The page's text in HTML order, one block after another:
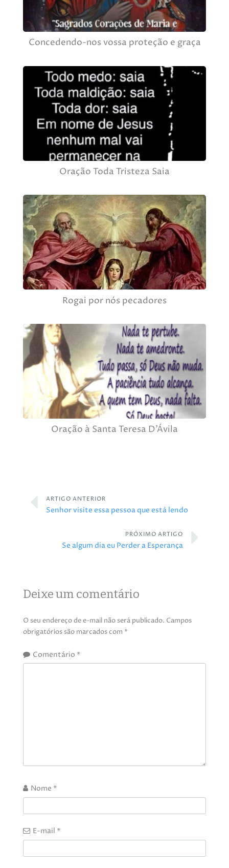
Concedendo-nos vossa proteção e graça
Oração Toda Tristeza Saia
Rogai por nós pecadores
Oração à Santa Teresa D’Ávila
ARTIGO ANTERIOR
Senhor visite essa pessoa que está lendo
PRÓXIMO ARTIGO
Se algum dia eu Perder a Esperança
Deixe um comentário
O seu endereço de e-mail não será publicado. Campos
obrigatórios são marcados com *
Comentário *
Nome *
E-mail *